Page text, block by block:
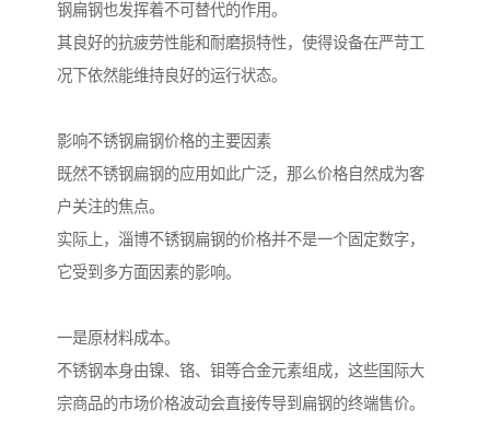
钢扁钢也发挥着不可替代的作用。
其良好的抗疲劳性能和耐磨损特性，使得设备在严苛工
况下依然能维持良好的运行状态。
影响不锈钢扁钢价格的主要因素
既然不锈钢扁钢的应用如此广泛，那么价格自然成为客
户关注的焦点。
实际上，淄博不锈钢扁钢的价格并不是一个固定数字，
它受到多方面因素的影响。
一是原材料成本。
不锈钢本身由镍、铬、钼等合金元素组成，这些国际大
宗商品的市场价格波动会直接传导到扁钢的终端售价。